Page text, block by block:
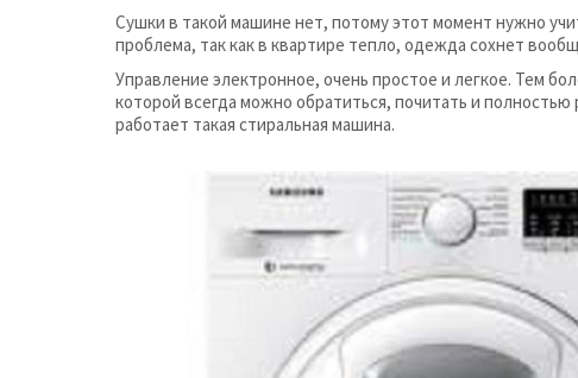
Сушки в такой машине нет, потому этот момент нужно
проблема, так как в квартире тепло, одежда сохнет
Управление электронное, очень простое и легкое. Тем
которой всегда можно обратиться, почитать и полностью
работает такая стиральная машина.